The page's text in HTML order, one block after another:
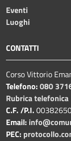
Eventi
Luoghi
CONTATTI
Corso Vittorio
Telefono:080
Rubrica telefonica
C.F. /P.I.
Email:
PEC: